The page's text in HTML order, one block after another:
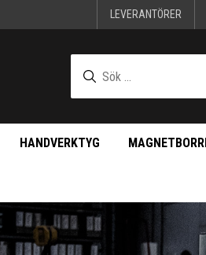
LEVERANTÖRER
HANDVERKTYG